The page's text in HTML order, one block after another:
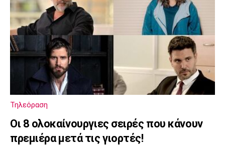
Τηλεόραση
Οι 8 ολοκαίνουργιες σειρές που κάνουν
πρεμιέρα μετά τις γιορτές!